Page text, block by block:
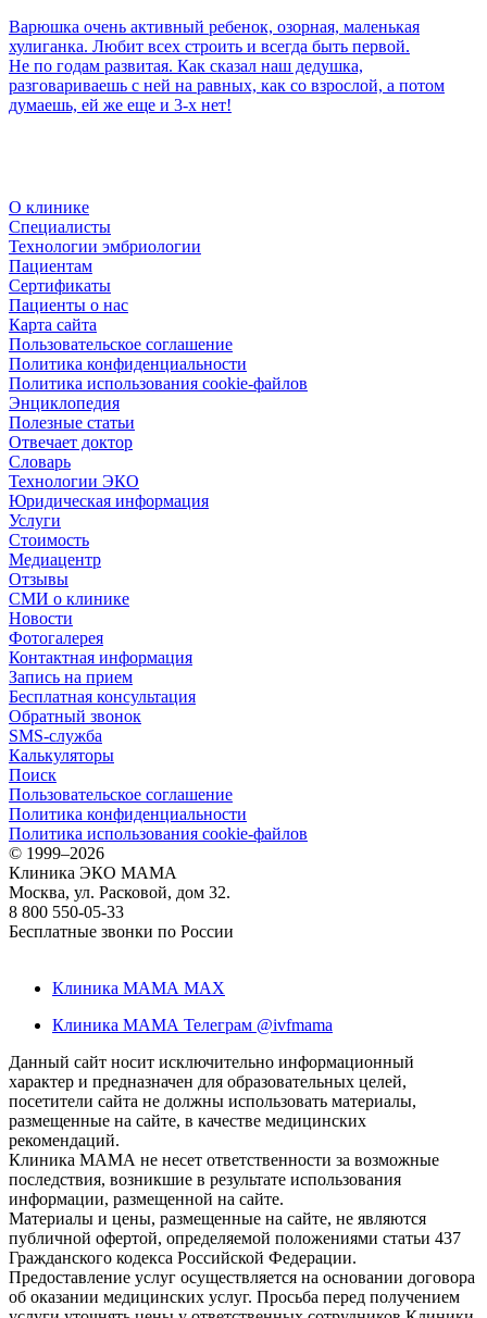
Варюшка очень активный ребенок, озорная, маленькая
хулиганка. Любит всех строить и всегда быть первой.
Не по годам развитая. Как сказал наш дедушка,
разговариваешь с ней на равных, как со взрослой, а потом
думаешь, ей же еще и 3-х нет!
О клинике
Специалисты
Технологии эмбриологии
Пациентам
Сертификаты
Пациенты о нас
Карта сайта
Пользовательское соглашение
Политика конфиденциальности
Политика использования cookie-файлов
Энциклопедия
Полезные статьи
Отвечает доктор
Словарь
Технологии ЭКО
Юридическая информация
Услуги
Стоимость
Медиацентр
Отзывы
СМИ о клинике
Новости
Фотогалерея
Контактная информация
Запись на прием
Бесплатная консультация
Обратный звонок
SMS-служба
Калькуляторы
Поиск
Пользовательское соглашение
Политика конфиденциальности
Политика использования cookie-файлов
© 1999–2026
Клиника ЭКО МАМА
Москва, ул. Расковой, дом 32.
8 800 550-05-33
Бесплатные звонки по России
Клиника МАМА MAX
Клиника МАМА Телеграм @ivfmama
Данный сайт носит исключительно информационный
характер и предназначен для образовательных целей,
посетители сайта не должны использовать материалы,
размещенные на сайте, в качестве медицинских
рекомендаций.
Клиника МАМА не несет ответственности за возможные
последствия, возникшие в результате использования
информации, размещенной на сайте.
Материалы и цены, размещенные на сайте, не являются
публичной офертой, определяемой положениями статьи 437
Гражданского кодекса Российской Федерации.
Предоставление услуг осуществляется на основании договора
об оказании медицинских услуг. Просьба перед получением